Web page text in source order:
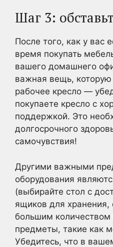
Шаг 3:
После того, как у вас
время покупать
вашего домашнего
важная вещь,
рабочее кресло —
покупаете кресло с
поддержкой. Это
долгосрочного
самочувствия!
Другими важными
оборудования
(выбирайте стол с
ящиков для хранения,
большим количеством
предметы, такие как
Убедитесь, что в